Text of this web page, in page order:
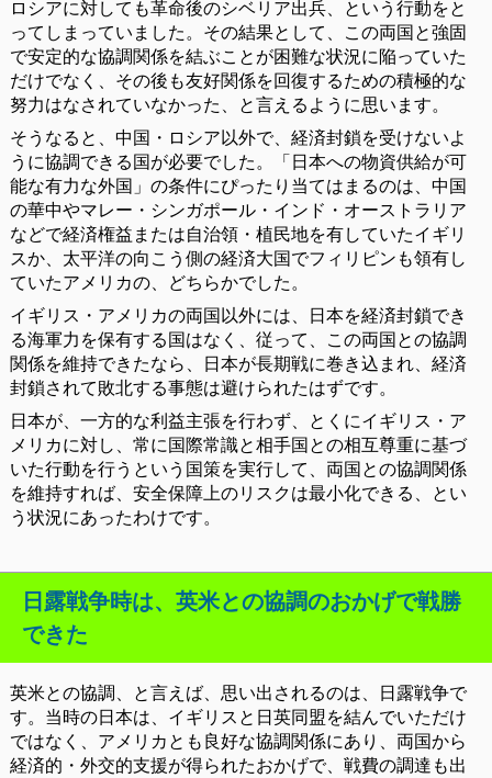
ロシアに対しても革命後のシベリア出兵、という行動をと
ってしまっていました。その結果として、この両国と強固
で安定的な協調関係を結ぶことが困難な状況に陥っていた
だけでなく、その後も友好関係を回復するための積極的な
努力はなされていなかった、と言えるように思います。
そうなると、中国・ロシア以外で、経済封鎖を受けないよ
うに協調できる国が必要でした。「日本への物資供給が可
能な有力な外国」の条件にぴったり当てはまるのは、中国
の華中やマレー・シンガポール・インド・オーストラリア
などで経済権益または自治領・植民地を有していたイギリ
スか、太平洋の向こう側の経済大国でフィリピンも領有し
ていたアメリカの、どちらかでした。
イギリス・アメリカの両国以外には、日本を経済封鎖でき
る海軍力を保有する国はなく、従って、この両国との協調
関係を維持できたなら、日本が長期戦に巻き込まれ、経済
封鎖されて敗北する事態は避けられたはずです。
日本が、一方的な利益主張を行わず、とくにイギリス・ア
メリカに対し、常に国際常識と相手国との相互尊重に基づ
いた行動を行うという国策を実行して、両国との協調関係
を維持すれば、安全保障上のリスクは最小化できる、とい
う状況にあったわけです。
日露戦争時は、英米との協調のおかげで戦勝
できた
英米との協調、と言えば、思い出されるのは、日露戦争で
す。当時の日本は、イギリスと日英同盟を結んでいただけ
ではなく、アメリカとも良好な協調関係にあり、両国から
経済的・外交的支援が得られたおかげで、戦費の調達も出